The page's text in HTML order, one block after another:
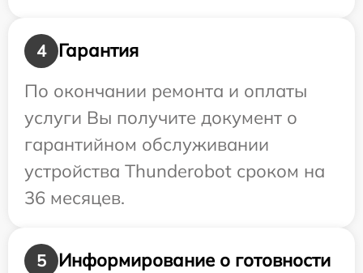
4
Гарантия
По окончании ремонта и оплаты
услуги Вы получите документ о
гарантийном обслуживании
устройства Thunderobot сроком на
36 месяцев.
5
Информирование о готовности